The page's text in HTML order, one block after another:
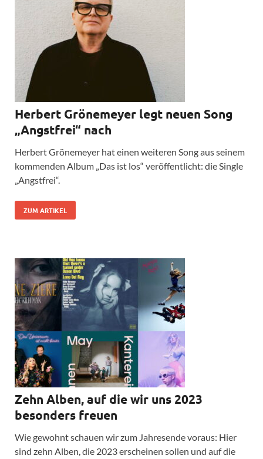
Herbert Grönemeyer legt neuen Song
„Angstfrei“ nach
Herbert Grönemeyer hat einen weiteren Song aus seinem
kommenden Album „Das ist los“ veröffentlicht: die Single
„Angstfrei“.
ZUM ARTIKEL
Zehn Alben, auf die wir uns 2023
besonders freuen
Wie gewohnt schauen wir zum Jahresende voraus: Hier
sind zehn Alben, die 2023 erscheinen sollen und auf die